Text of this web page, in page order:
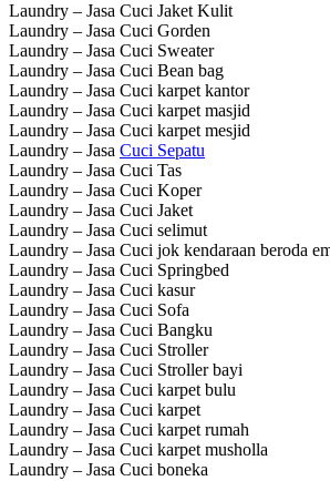
Laundry – Jasa Cuci Jaket Kulit
Laundry – Jasa Cuci Gorden
Laundry – Jasa Cuci Sweater
Laundry – Jasa Cuci Bean bag
Laundry – Jasa Cuci karpet kantor
Laundry – Jasa Cuci karpet masjid
Laundry – Jasa Cuci karpet mesjid
Laundry – Jasa Cuci Sepatu
Laundry – Jasa Cuci Tas
Laundry – Jasa Cuci Koper
Laundry – Jasa Cuci Jaket
Laundry – Jasa Cuci selimut
Laundry – Jasa Cuci jok kendaraan beroda
Laundry – Jasa Cuci Springbed
Laundry – Jasa Cuci kasur
Laundry – Jasa Cuci Sofa
Laundry – Jasa Cuci Bangku
Laundry – Jasa Cuci Stroller
Laundry – Jasa Cuci Stroller bayi
Laundry – Jasa Cuci karpet bulu
Laundry – Jasa Cuci karpet
Laundry – Jasa Cuci karpet rumah
Laundry – Jasa Cuci karpet musholla
Laundry – Jasa Cuci boneka